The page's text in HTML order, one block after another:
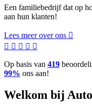
Een familiebedrijf dat op
aan hun klanten!
Lees meer over ons
Op basis van 419
99% ons aan!
Welkom bij